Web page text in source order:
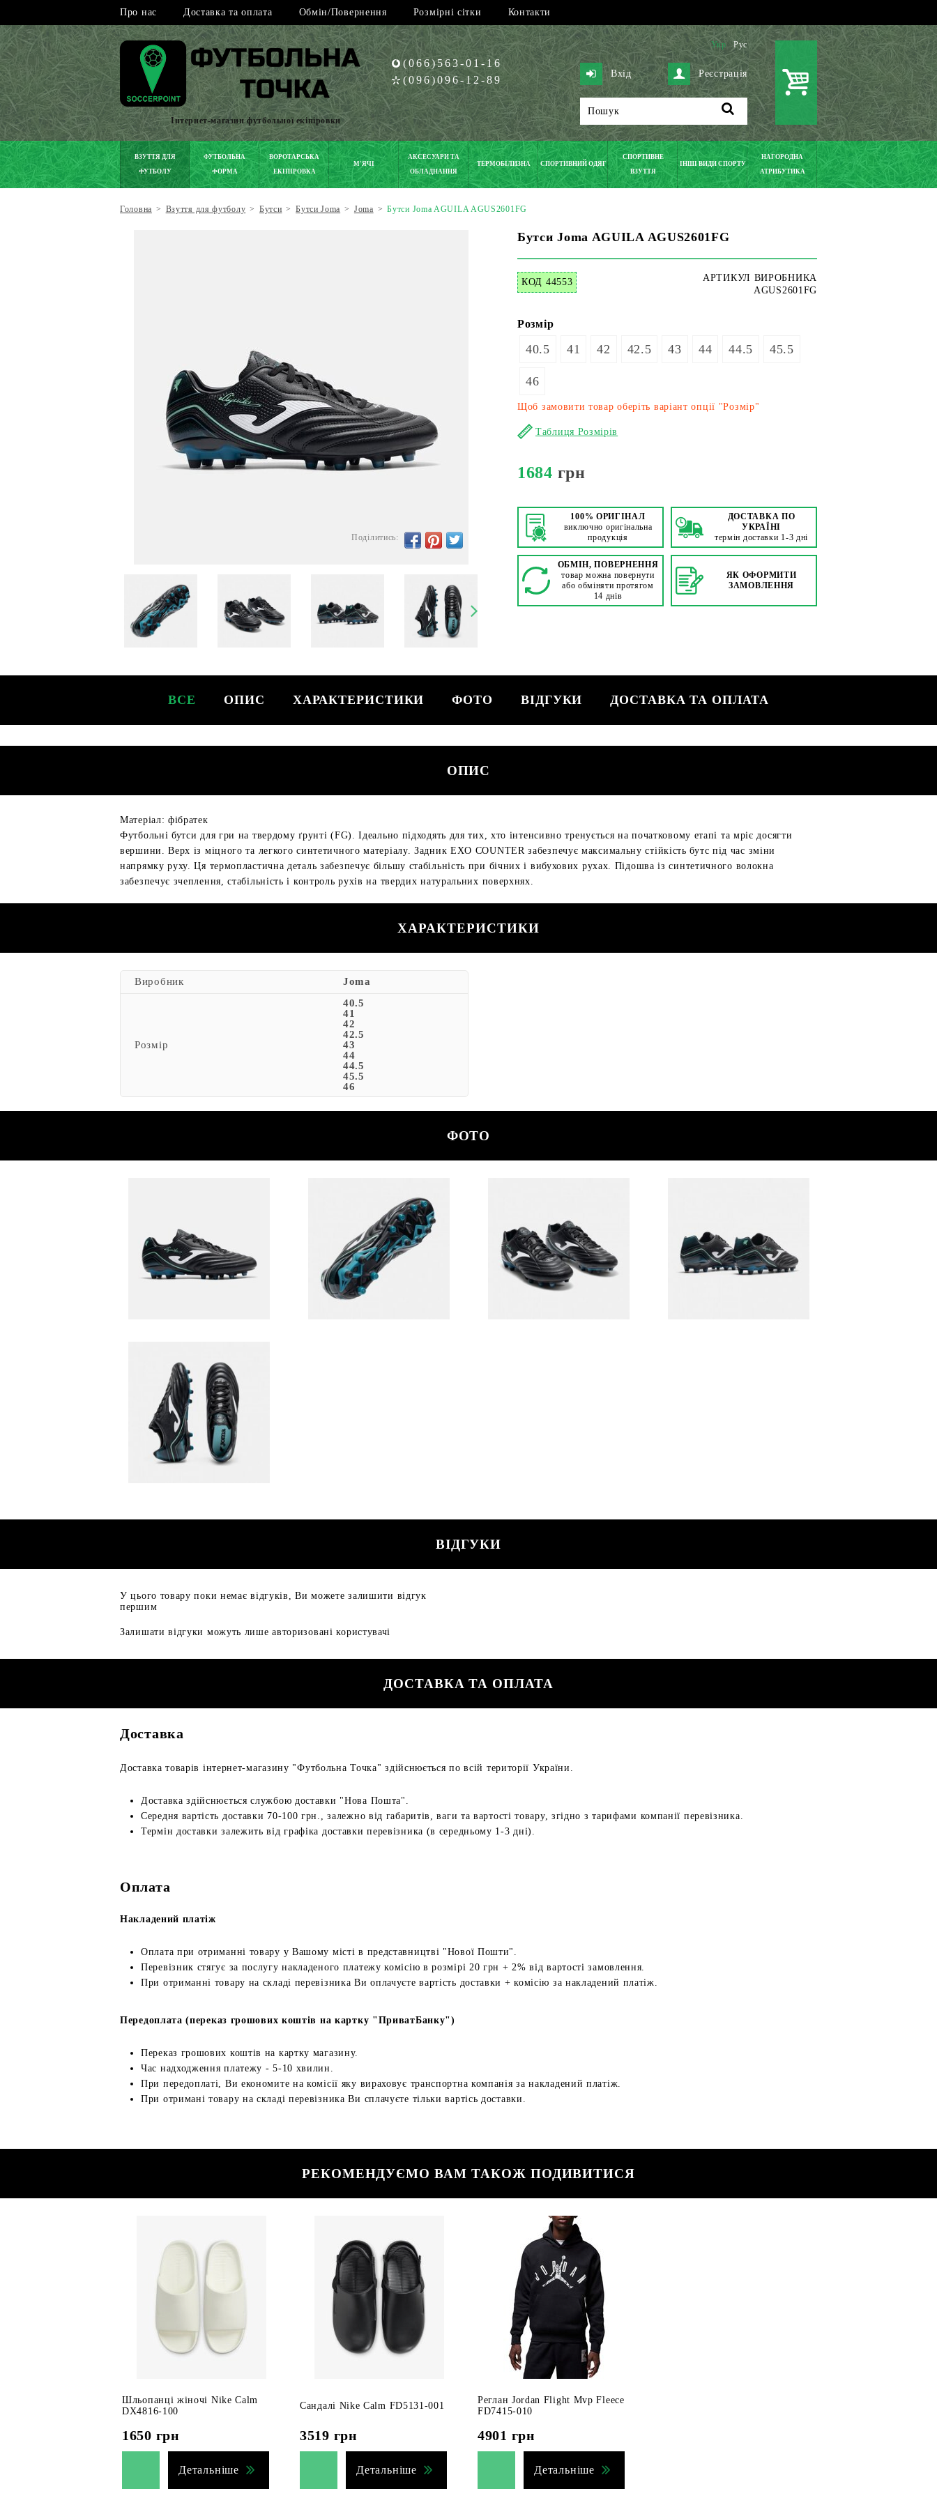
Про нас Доставка та оплата Обмін/Повернення Розмірні сітки Контакти
Інтернет-магазин футбольної екіпіровки
(066)563-01-16
(096)096-12-89
Укр Рус
Вхід Реєстрація
ВЗУТТЯ ДЛЯ
ФУТБОЛУ
ФУТБОЛЬНА
ФОРМА
ВОРОТАРСЬКА
ЕКІПІРОВКА
М'ЯЧІ
АКСЕСУАРИ ТА
ОБЛАДНАННЯ
ТЕРМОБІЛИЗНА СПОРТИВНИЙ ОДЯГ
СПОРТИВНЕ
ВЗУТТЯ
ІНШІ ВИДИ СПОРТУ
НАГОРОДНА
АТРИБУТИКА
Головна > Взуття для футболу > Бутси > Бутси Joma > Joma > Бутси Joma AGUILA AGUS2601FG
Бутси Joma AGUILA AGUS2601FG
КОД 44553
АРТИКУЛ ВИРОБНИКА
AGUS2601FG
Поділитись:
Розмір
40.5 41 42 42.5 43 44 44.5 45.5
46
Щоб замовити товар оберіть варіант опції "Розмір"
Таблиця Розмірів
1684 грн
100% ОРИГІНАЛ
виключно оригінальна
продукція
ДОСТАВКА ПО
УКРАЇНІ
термін доставки 1-3 дні
ОБМІН, ПОВЕРНЕННЯ
товар можна повернути
або обміняти протягом
14 днів
ЯК ОФОРМИТИ
ЗАМОВЛЕННЯ
ВСЕ ОПИС ХАРАКТЕРИСТИКИ ФОТО ВІДГУКИ ДОСТАВКА ТА ОПЛАТА
ОПИС
Матеріал: фібратек
Футбольні бутси для гри на твердому ґрунті (FG). Ідеально підходять для тих, хто інтенсивно тренується на початковому етапі та мріє досягти
вершини. Верх із міцного та легкого синтетичного матеріалу. Задник EXO COUNTER забезпечує максимальну стійкість бутс під час зміни
напрямку руху. Ця термопластична деталь забезпечує більшу стабільність при бічних і вибухових рухах. Підошва із синтетичного волокна
забезпечує зчеплення, стабільність і контроль рухів на твердих натуральних поверхнях.
ХАРАКТЕРИСТИКИ
Виробник Joma
Розмір
40.5
41
42
42.5
43
44
44.5
45.5
46
ФОТО
ВІДГУКИ
У цього товару поки немає відгуків, Ви можете залишити відгук
першим
Залишати відгуки можуть лише авторизовані користувачі
ДОСТАВКА ТА ОПЛАТА
Доставка
Доставка товарів інтернет-магазину "Футбольна Точка" здійснюється по всій території України.
Доставка здійснюється службою доставки "Нова Пошта".
Середня вартість доставки 70-100 грн., залежно від габаритів, ваги та вартості товару, згідно з тарифами компанії перевізника.
Термін доставки залежить від графіка доставки перевізника (в середньому 1-3 дні).
Оплата
Накладений платіж
Оплата при отриманні товару у Вашому місті в представництві "Нової Пошти".
Перевізник стягує за послугу накладеного платежу комісію в розмірі 20 грн + 2% від вартості замовлення.
При отриманні товару на складі перевізника Ви оплачуєте вартість доставки + комісію за накладений платіж.
Передоплата (переказ грошових коштів на картку "ПриватБанку")
Переказ грошових коштів на картку магазину.
Час надходження платежу - 5-10 хвилин.
При передоплаті, Ви економите на комісії яку вираховує транспортна компанія за накладений платіж.
При отримані товару на складі перевізника Ви сплачуєте тільки вартісь доставки.
РЕКОМЕНДУЄМО ВАМ ТАКОЖ ПОДИВИТИСЯ
Шльопанці жіночі Nike Calm
DX4816-100
1650 грн
Детальніше
Сандалі Nike Calm FD5131-001
3519 грн
Детальніше
Реглан Jordan Flight Mvp Fleece
FD7415-010
4901 грн
Детальніше